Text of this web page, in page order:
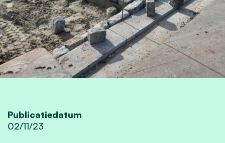
Publicatiedatum
02/11/23